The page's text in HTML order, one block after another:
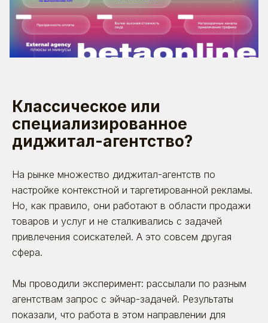
Классическое или
специализированное
диджитал-агентство?
На рынке множество диджитал-агентств по
настройке контекстной и таргетированной рекламы.
Но, как правило, они работают в области продажи
товаров и услуг и не сталкивались с задачей
привлечения соискателей. А это совсем другая
сфера.
Мы проводили эксперимент: рассылали по разным
агентствам запрос с эйчар-задачей. Результаты
показали, что работа в этом направлении для